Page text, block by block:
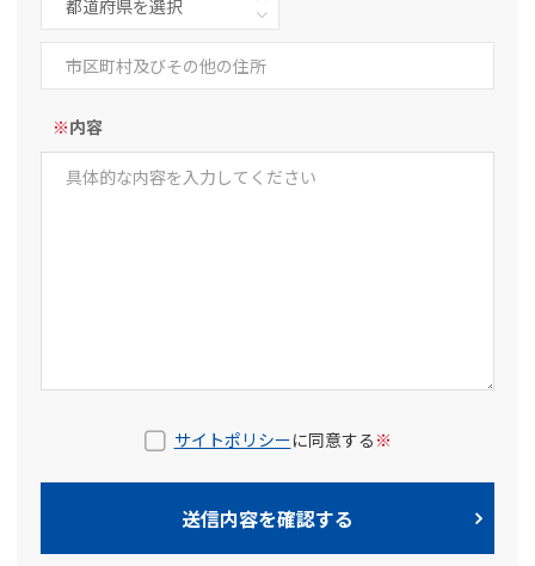
※内容
サイトポリシーに同意する ※
送信内容を確認する